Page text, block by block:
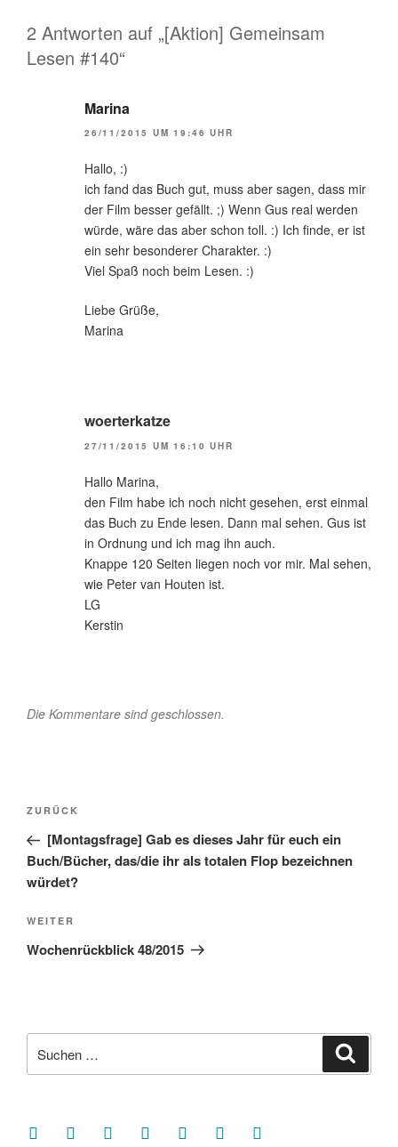
2 Antworten auf „[Aktion] Gemeinsam
Lesen #140“
Marina
26/11/2015 UM 19:46 UHR
Hallo, :)
ich fand das Buch gut, muss aber sagen, dass mir
der Film besser gefällt. ;) Wenn Gus real werden
würde, wäre das aber schon toll. :) Ich finde, er ist
ein sehr besonderer Charakter. :)
Viel Spaß noch beim Lesen. :)
Liebe Grüße,
Marina
woerterkatze
27/11/2015 UM 16:10 UHR
Hallo Marina,
den Film habe ich noch nicht gesehen, erst einmal
das Buch zu Ende lesen. Dann mal sehen. Gus ist
in Ordnung und ich mag ihn auch.
Knappe 120 Seiten liegen noch vor mir. Mal sehen,
wie Peter van Houten ist.
LG
Kerstin
Die Kommentare sind geschlossen.
Beitragsnavigation
Vorheriger
Beitrag
ZURÜCK
[Montagsfrage] Gab es dieses Jahr für euch ein
Buch/Bücher, das/die ihr als totalen Flop bezeichnen
würdet?
Nächster
Beitrag
WEITER
Wochenrückblick 48/2015
nach:
facebooksoundcloud
twitter mastodoninstagramthreads goodreads